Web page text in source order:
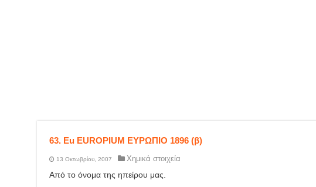
63. Eu EUROPIUM ΕΥΡΩΠΙΟ 1896 (β)
13 Οκτωβρίου, 2007 Χημικά στοιχεία
Από το όνομα της ηπείρου μας.